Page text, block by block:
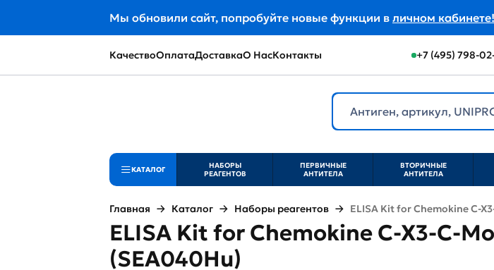
Мы обновили сайт, попробуйте новые функции в личном кабинете!
КачествоОплатаДоставкаО НасКонтакты +7 (495) 798-
КАТАЛОГ
НАБОРЫ
РЕАГЕНТОВ
ПЕРВИЧНЫЕ
АНТИТЕЛА
ВТОРИЧНЫЕ
АНТИТЕЛА
Главная Каталог Наборы реагентов ELISA Kit for Chemokine C-
ELISA Kit for Chemokine C-X3-C-
(SEA040Hu)